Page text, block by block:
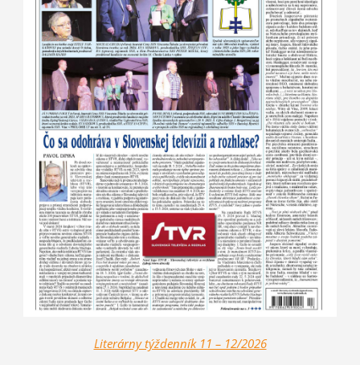
Literárny týždenník 11 – 12/2026